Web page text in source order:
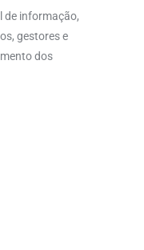
de informação,
gestores e
dos